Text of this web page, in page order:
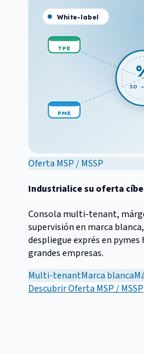
30
TPE
PME
White-label
Oferta MSP / MSSP
Industrialice su oferta
Consola multi-tenant,
supervisión en marca
despliegue exprés en
grandes empresas.
Multi-tenantMarca blanca
DescubrirOferta MSP / MSSP